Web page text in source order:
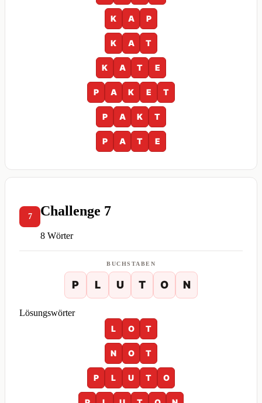
K A P
K A T
K A T E
P A K E T
P A K T
P A T E
7 Challenge 7
8 Wörter
BUCHSTABEN
P L U T O N
Lösungswörter
L
O T
N O T
P L U T O